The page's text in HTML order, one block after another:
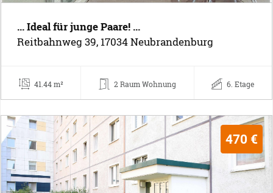
... Ideal für junge Paare! ...
Reitbahnweg 39, 17034 Neubrandenburg
41.44 m² 2 Raum Wohnung 6. Etage
470 €